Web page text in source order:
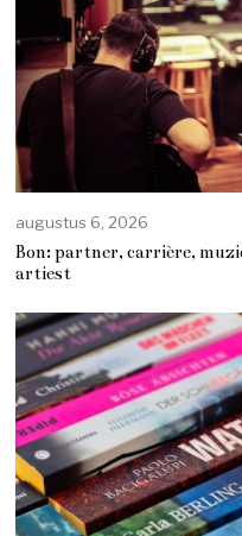
augustus 6, 2026
Bon: partner, carrière,
artiest